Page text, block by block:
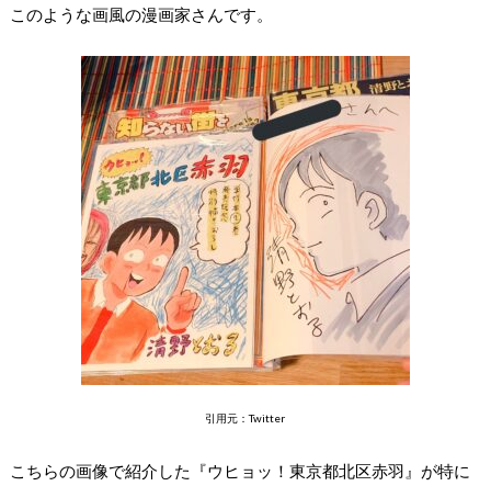
このような画風の漫画家さんです。
引用元：Twitter
こちらの画像で紹介した『ウヒョッ！東京都北区赤羽』が特に